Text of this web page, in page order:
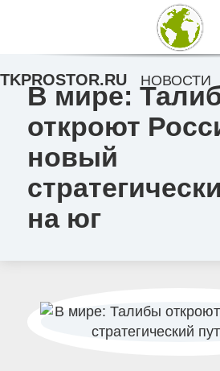
В мире:
откроют
новый
на юг
TKPROSTOR.RU НОВОСТИ